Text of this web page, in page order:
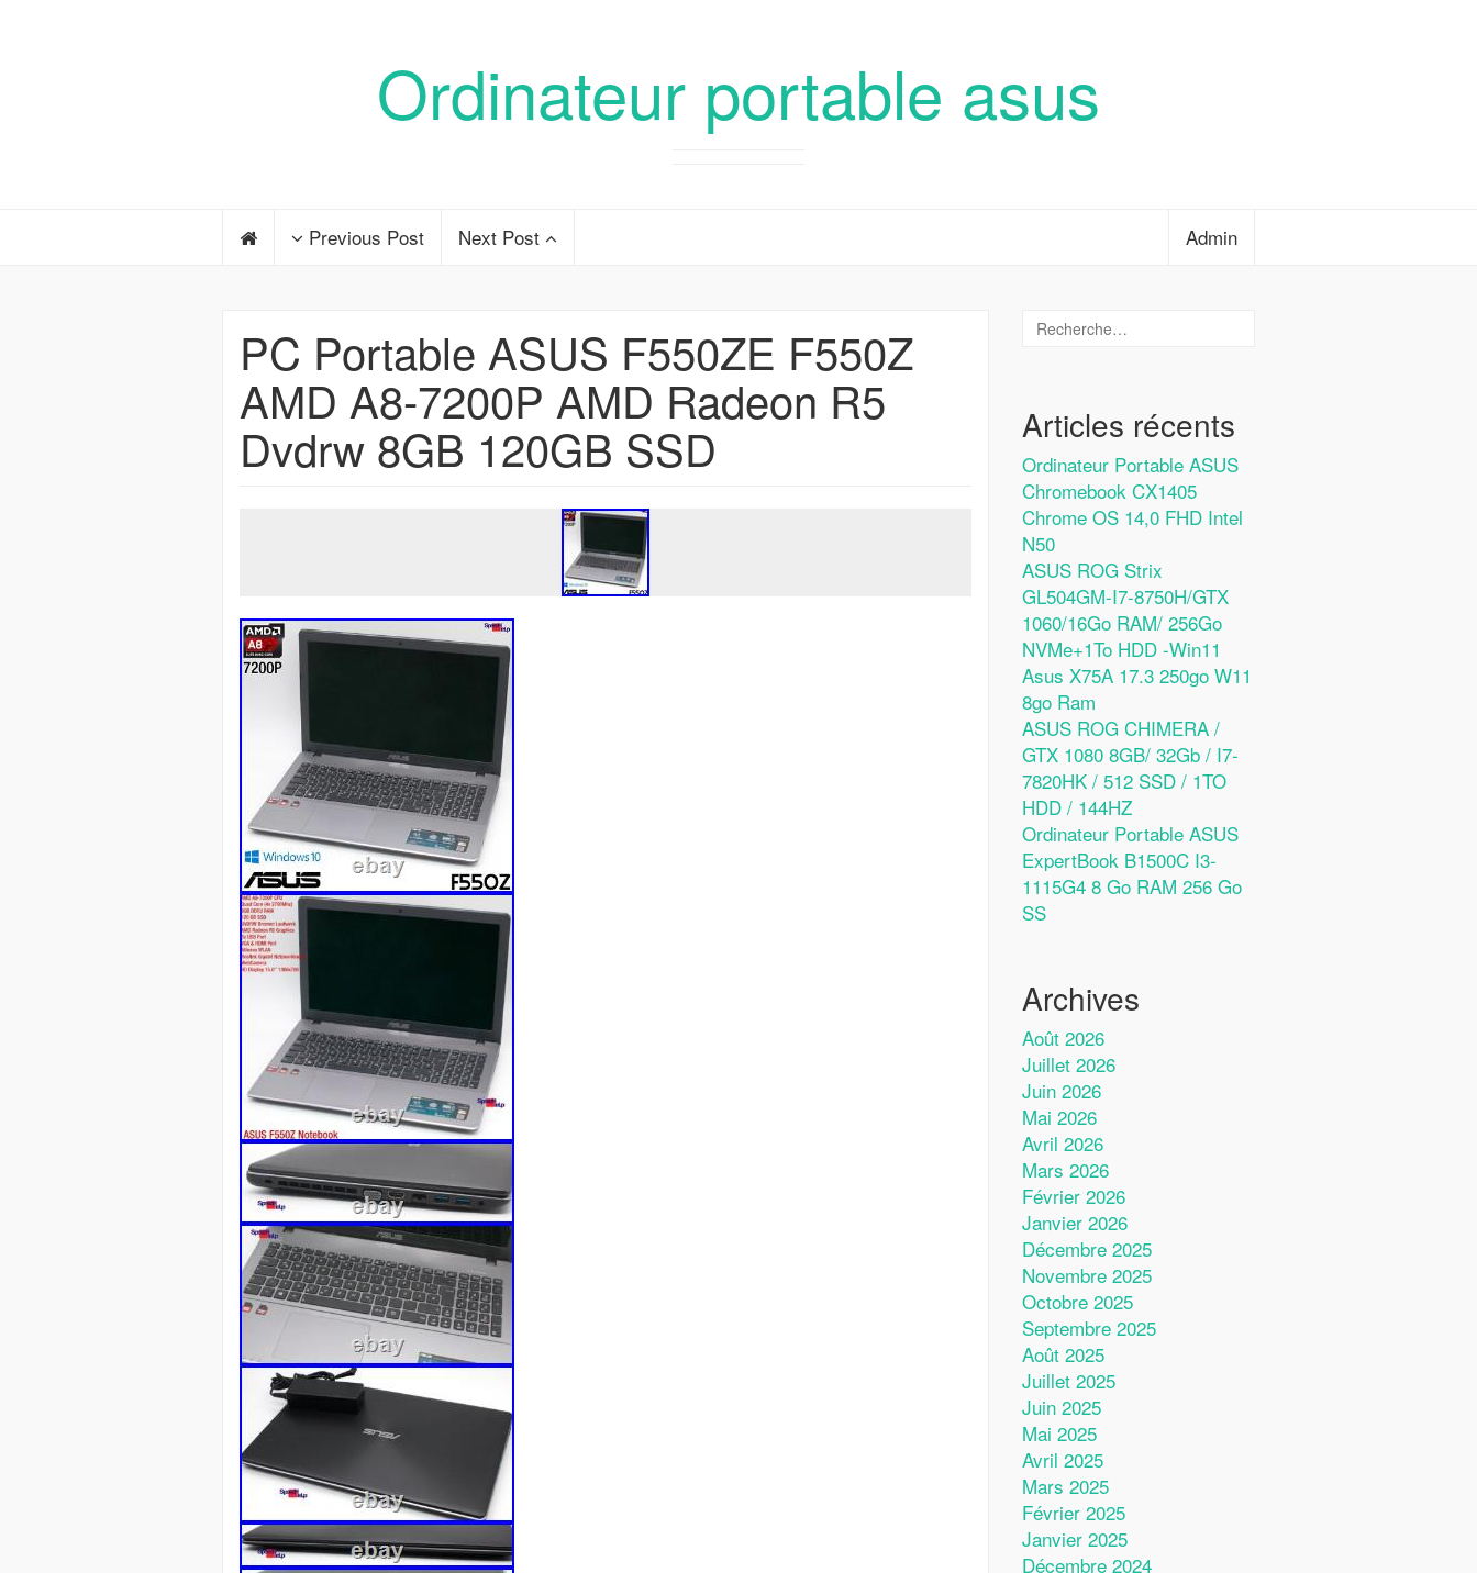
Ordinateur portable asus
Previous Post Next Post Admin
PC Portable ASUS F550ZE F550Z
AMD A8-7200P AMD Radeon R5
Dvdrw 8GB 120GB SSD Articles récents
Ordinateur Portable ASUS
Chromebook CX1405
Chrome OS 14,0 FHD Intel
N50
ASUS ROG Strix
GL504GM-I7-8750H/GTX
1060/16Go RAM/ 256Go
NVMe+1To HDD -Win11
Asus X75A 17.3 250go W11
8go Ram
ASUS ROG CHIMERA /
GTX 1080 8GB/ 32Gb / I7-
7820HK / 512 SSD / 1TO
HDD / 144HZ
Ordinateur Portable ASUS
ExpertBook B1500C I3-
1115G4 8 Go RAM 256 Go
SS
Archives
Août 2026
Juillet 2026
Juin 2026
Mai 2026
Avril 2026
Mars 2026
Février 2026
Janvier 2026
Décembre 2025
Novembre 2025
Octobre 2025
Septembre 2025
Août 2025
Juillet 2025
Juin 2025
Mai 2025
Avril 2025
Mars 2025
Février 2025
Janvier 2025
Décembre 2024